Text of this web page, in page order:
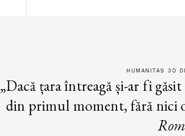
HUMANITAS 30
„Dacă țara întreagă și-ar fi
din primul moment, fără nici